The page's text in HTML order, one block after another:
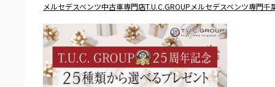
メルセデスベンツ中古車専門店T.U.C.GROUPメルセデスベンツ専門千